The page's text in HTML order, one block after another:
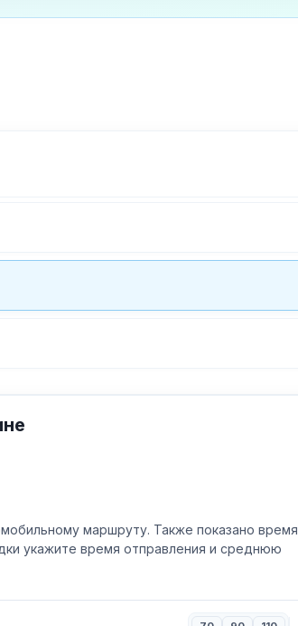
маршруту. Также показано время
укажите время отправления и среднюю